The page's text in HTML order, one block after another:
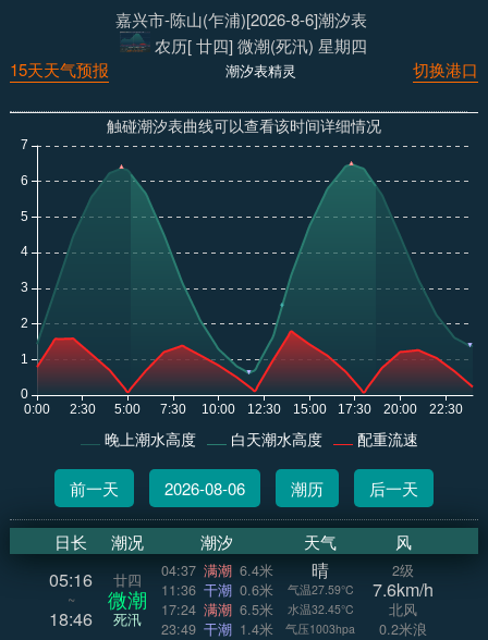
嘉兴市-陈山(乍浦)[2026-8-6]潮汐表
农历[ 廿四] 微潮(死汛) 星期四
切换港口
潮汐表精灵
15天天气预报
触碰潮汐表曲线可以查看该时间详细情况
晚上潮水高度 白天潮水高度 配重流速
前一天 2026-08-06 潮历 后一天
日长 潮况 潮汐 天气 风
05:16
~
18:46
廿四
微潮
死汛
04:37 满潮 6.4米
11:36 干潮 0.6米
17:24 满潮 6.5米
23:49 干潮 1.4米
晴
气温27.59°C
水温32.45°C
气压1003hpa
2级
7.6km/h
北风
0.2米浪